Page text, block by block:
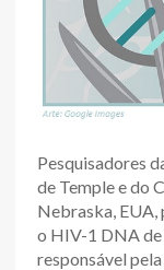
Pesquisadores
de Temple e do
Nebraska, EUA,
o HIV-1 DNA
responsável